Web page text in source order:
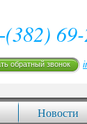
обратный звонок
Новости